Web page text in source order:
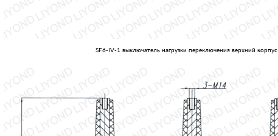
SF6-IV-1 выключатель нагрузки переключения верхний корпус